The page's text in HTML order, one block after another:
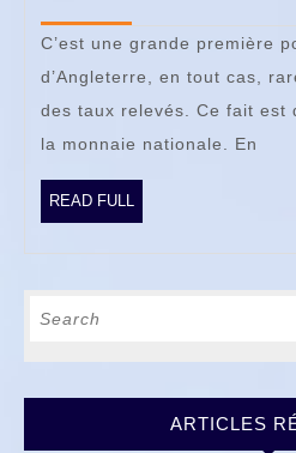
C’est une grande première
d’Angleterre, en tout cas,
des taux relevés. Ce fait est
la monnaie nationale. En
READ FULL
FULL
ARTICLES